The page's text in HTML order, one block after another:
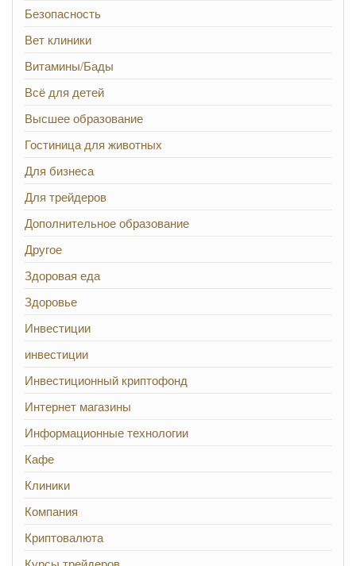
Безопасность
Вет клиники
Витамины/Бады
Всё для детей
Высшее образование
Гостиница для животных
Для бизнеса
Для трейдеров
Дополнительное образование
Другое
Здоровая еда
Здоровье
Инвестиции
инвестиции
Инвестиционный криптофонд
Интернет магазины
Информационные технологии
Кафе
Клиники
Компания
Криптовалюта